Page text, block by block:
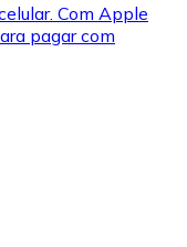
e outros
Com Apple
pagar com